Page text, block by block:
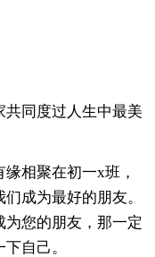
同度过人生中最美
相聚在初一x班，
成为最好的朋友。
为您的朋友，那一定
自己。